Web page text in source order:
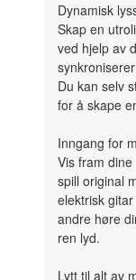
Dynamisk
Skap en
ved hjelp av
Du kan selv
for å skape
Inngang for
Vis fram
spill original
elektrisk
andre høre
ren lyd.
Lytt til alt av